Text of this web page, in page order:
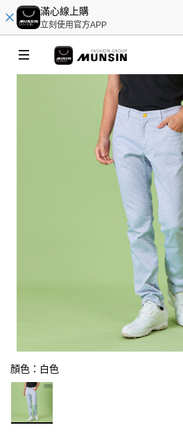
滿心線上購
立刻使用官方APP
顏色：白色